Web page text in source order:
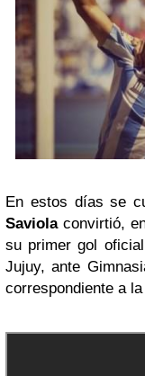
En estos días se
Saviolaconvirtió,
su primer gol
Jujuy, ante
correspondiente a